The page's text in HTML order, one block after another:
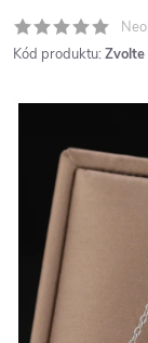
Kód produktu: